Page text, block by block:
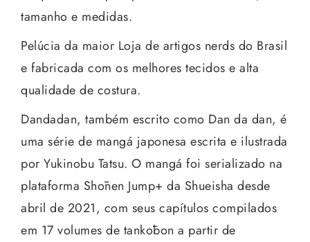
tamanho e medidas.
Pelúcia da maior Loja de artigos nerds do Brasil
e fabricada com os melhores tecidos e alta
qualidade de costura.
Dandadan, também escrito como Dan da dan, é
uma série de mangá japonesa escrita e ilustrada
por Yukinobu Tatsu. O mangá foi serializado na
plataforma Shōnen Jump+ da Shueisha desde
abril de 2021, com seus capítulos compilados
em 17 volumes de tankōbon a partir de